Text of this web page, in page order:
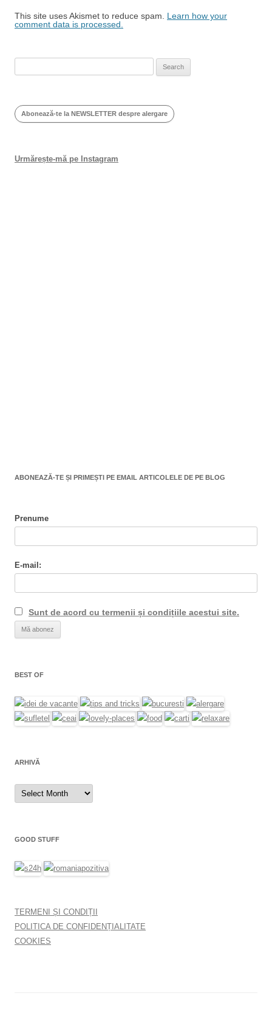
This site uses Akismet to reduce spam. Learn how your
comment data is processed.
Abonează-te la NEWSLETTER despre alergare
Urmărește-mă pe Instagram
ABONEAZĂ-TE ȘI PRIMEȘTI PE EMAIL ARTICOLELE DE PE BLOG
Prenume
E-mail:
Sunt de acord cu termenii și condițiile acestui site.
BEST OF
ARHIVĂ
Arhivă
GOOD STUFF
TERMENI ȘI CONDIȚII
POLITICA DE CONFIDENȚIALITATE
COOKIES